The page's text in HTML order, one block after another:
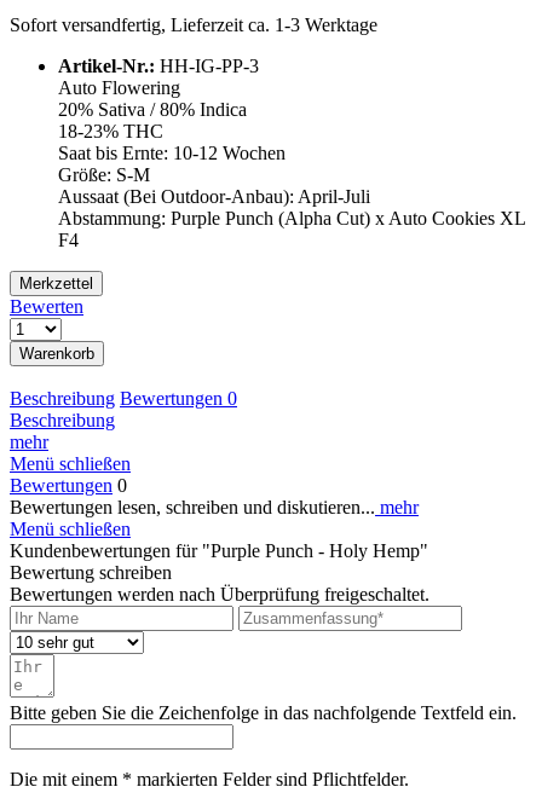
Sofort versandfertig, Lieferzeit ca. 1-3 Werktage
Artikel-Nr.: HH-IG-PP-3
Auto Flowering
20% Sativa / 80% Indica
18-23% THC
Saat bis Ernte: 10-12 Wochen
Größe: S-M
Aussaat (Bei Outdoor-Anbau): April-Juli
Abstammung: Purple Punch (Alpha Cut) x Auto Cookies XL
F4
Merkzettel
Bewerten
Warenkorb
Beschreibung Bewertungen 0
Beschreibung
mehr
Menü schließen
Bewertungen 0
Bewertungen lesen, schreiben und diskutieren... mehr
Menü schließen
Kundenbewertungen für "Purple Punch - Holy Hemp"
Bewertung schreiben
Bewertungen werden nach Überprüfung freigeschaltet.
Bitte geben Sie die Zeichenfolge in das nachfolgende Textfeld ein.
Die mit einem * markierten Felder sind Pflichtfelder.